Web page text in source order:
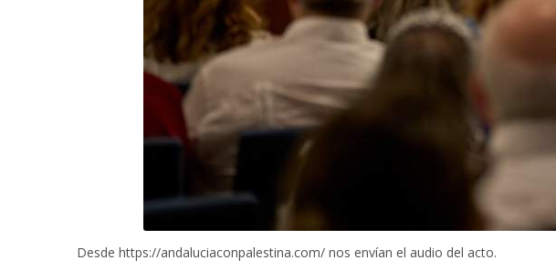
Desde https://andaluciaconpalestina.com/ nos envían el audio del acto.